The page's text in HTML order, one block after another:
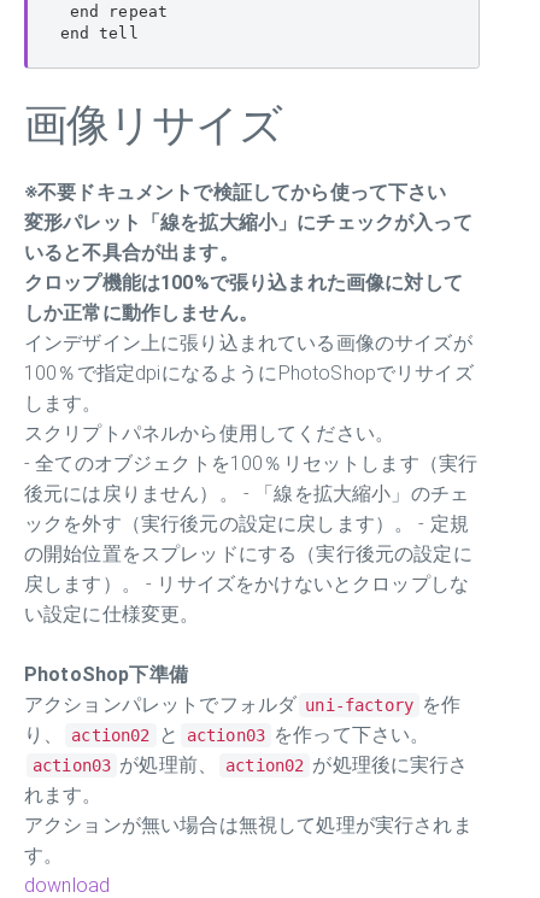
end repeat
end tell
画像リサイズ
※不要ドキュメントで検証してから使って下さい
変形パレット「線を拡大縮小」にチェックが入って
いると不具合が出ます。
クロップ機能は100%で張り込まれた画像に対して
しか正常に動作しません。
インデザイン上に張り込まれている画像のサイズが
100％で指定dpiになるようにPhotoShopでリサイズ
します。
スクリプトパネルから使用してください。
- 全てのオブジェクトを100％リセットします（実行
後元には戻りません）。 - 「線を拡大縮小」のチェ
ックを外す（実行後元の設定に戻します）。 - 定規
の開始位置をスプレッドにする（実行後元の設定に
戻します）。 - リサイズをかけないとクロップしな
い設定に仕様変更。
PhotoShop下準備
アクションパレットでフォルダ uni-factory を作
り、
action02 と action03 を作って下さい。
action03 が処理前、 action02 が処理後に実行さ
れます。
アクションが無い場合は無視して処理が実行されま
す。
download